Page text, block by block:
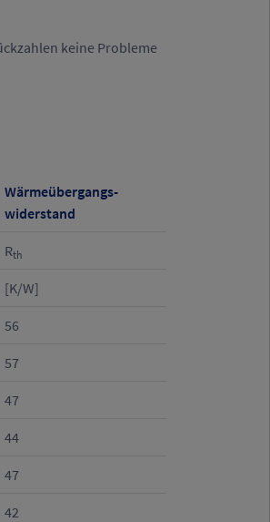
keine Probleme
Wärmeübergangs-
widerstand
Rth
[K/W]
56
57
47
44
47
42